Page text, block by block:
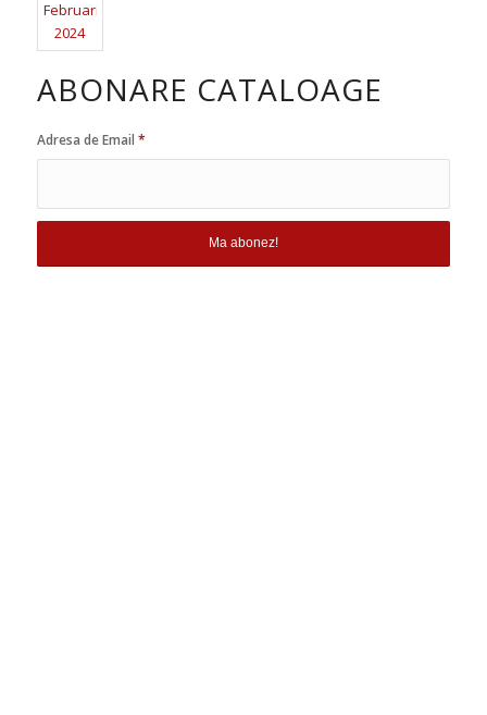
ABONARE CATALOAGE
Adresa de Email *